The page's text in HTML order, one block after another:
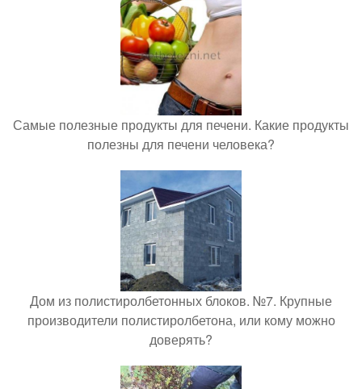
Самые полезные продукты для печени. Какие продукты
полезны для печени человека?
Дом из полистиролбетонных блоков. №7. Крупные
производители полистиролбетона, или кому можно
доверять?